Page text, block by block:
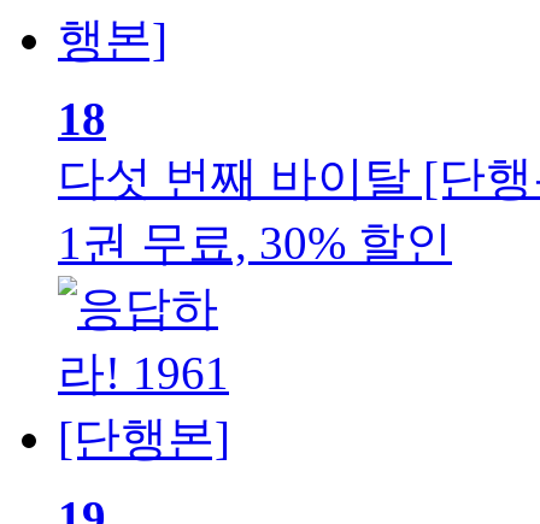
18
다섯 번째 바이탈 [단
1권 무료, 30% 할인